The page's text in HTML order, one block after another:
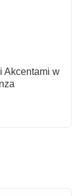
Akcentami w